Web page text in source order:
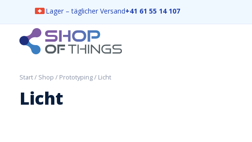
Lager – täglicher Versand+41 61 55 14 107
ShopOfThings
Start/ Shop / Prototyping/ Licht
Licht